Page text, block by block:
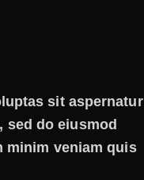
sit aspernatur
do eiusmod
minim veniam quis